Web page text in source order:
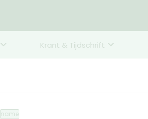
Krant & Tijdschrift
name